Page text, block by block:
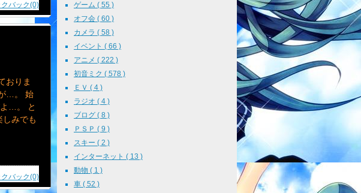
クバック(0)
おりま
…。 始
…。 と
みでも
クバック(0)
ゲーム ( 55 )
オフ会 ( 60 )
カメラ ( 58 )
イベント ( 66 )
アニメ ( 222 )
初音ミク ( 578 )
ＥＶ ( 4 )
ラジオ ( 4 )
ブログ ( 8 )
ＰＳＰ ( 9 )
スキー ( 2 )
インターネット ( 13 )
動物 ( 1 )
車 ( 52 )